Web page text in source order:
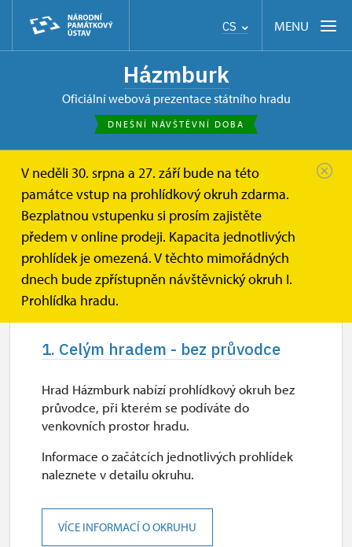
CS MENU
Házmburk
oficiální webová prezentace státního hradu
DNEŠNÍ NÁVŠTĚVNÍ DOBA
V neděli 30. srpna a 27. září bude na této
památce vstup na prohlídkový okruh zdarma.
Bezplatnou vstupenku si prosím zajistěte
předem v online prodeji. Kapacita jednotlivých
prohlídek je omezená. V těchto mimořádných
dnech bude zpřístupněn návštěvnický okruh I.
Prohlídka hradu.
Házmburk Informace pro návštěvníky Návštěvní doba
Návštěvní doba
1. Celým hradem - bez průvodce
Hrad Házmburk nabízí prohlídkový okruh bez
průvodce, při kterém se podíváte do
venkovních prostor hradu.
Informace o začátcích jednotlivých prohlídek
naleznete v detailu okruhu.
VÍCE INFORMACÍ O OKRUHU